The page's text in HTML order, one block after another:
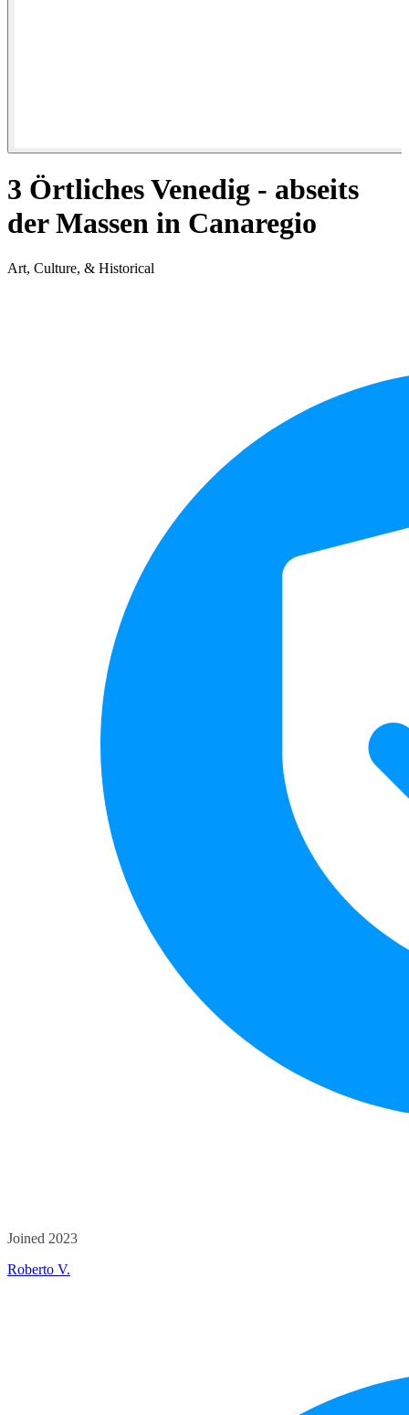
3 Örtliches Venedig - abseits
der Massen in Canaregio
Art, Culture, & Historical
Joined 2023
Roberto V.